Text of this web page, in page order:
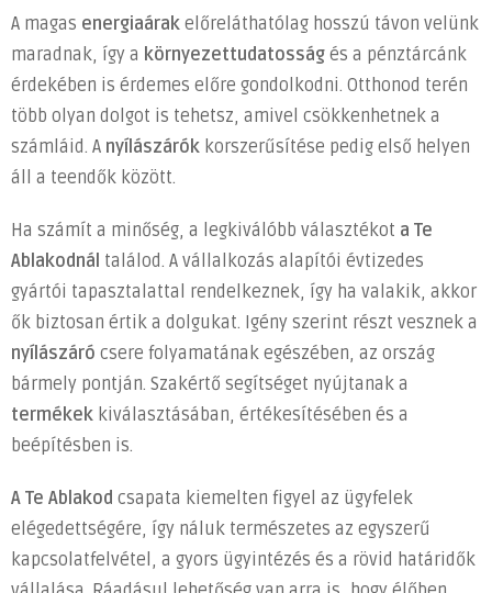
kezekre
az
otthonod
korszerűsítését
bejegyzéshez
A magas energiaárak előreláthatólag hosszú távon velünk
maradnak, így a környezettudatosság és a pénztárcánk
érdekében is érdemes előre gondolkodni. Otthonod terén
több olyan dolgot is tehetsz, amivel csökkenhetnek a
számláid. A nyílászárók korszerűsítése pedig első helyen
áll a teendők között.
Ha számít a minőség, a legkiválóbb választékot a Te
Ablakodnál találod. A vállalkozás alapítói évtizedes
gyártói tapasztalattal rendelkeznek, így ha valakik, akkor
ők biztosan értik a dolgukat. Igény szerint részt vesznek a
nyílászáró csere folyamatának egészében, az ország
bármely pontján. Szakértő segítséget nyújtanak a
termékek kiválasztásában, értékesítésében és a
beépítésben is.
A Te Ablakod csapata kiemelten figyel az ügyfelek
elégedettségére, így náluk természetes az egyszerű
kapcsolatfelvétel, a gyors ügyintézés és a rövid határidők